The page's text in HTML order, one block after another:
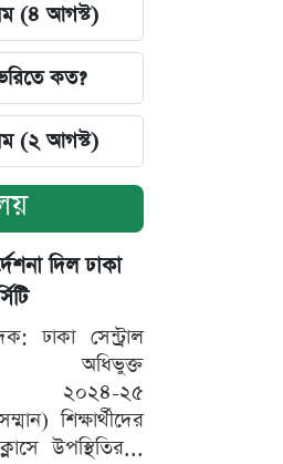
(৪ আগস্ট)
কত?
(২ আগস্ট)
দিল ঢাকা
ঢাকা সেন্ট্রাল
অধিভুক্ত
২০২৪-২৫
শিক্ষার্থীদের
উপস্থিতির...